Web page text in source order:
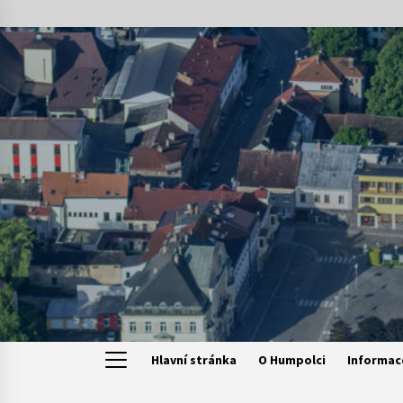
to
content
Hlavní stránka O Humpolci